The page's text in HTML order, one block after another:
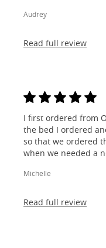
Audrey
Read full review
I first ordered from
the bed I ordered
so that we ordered
when we needed a
Michelle
Read full review